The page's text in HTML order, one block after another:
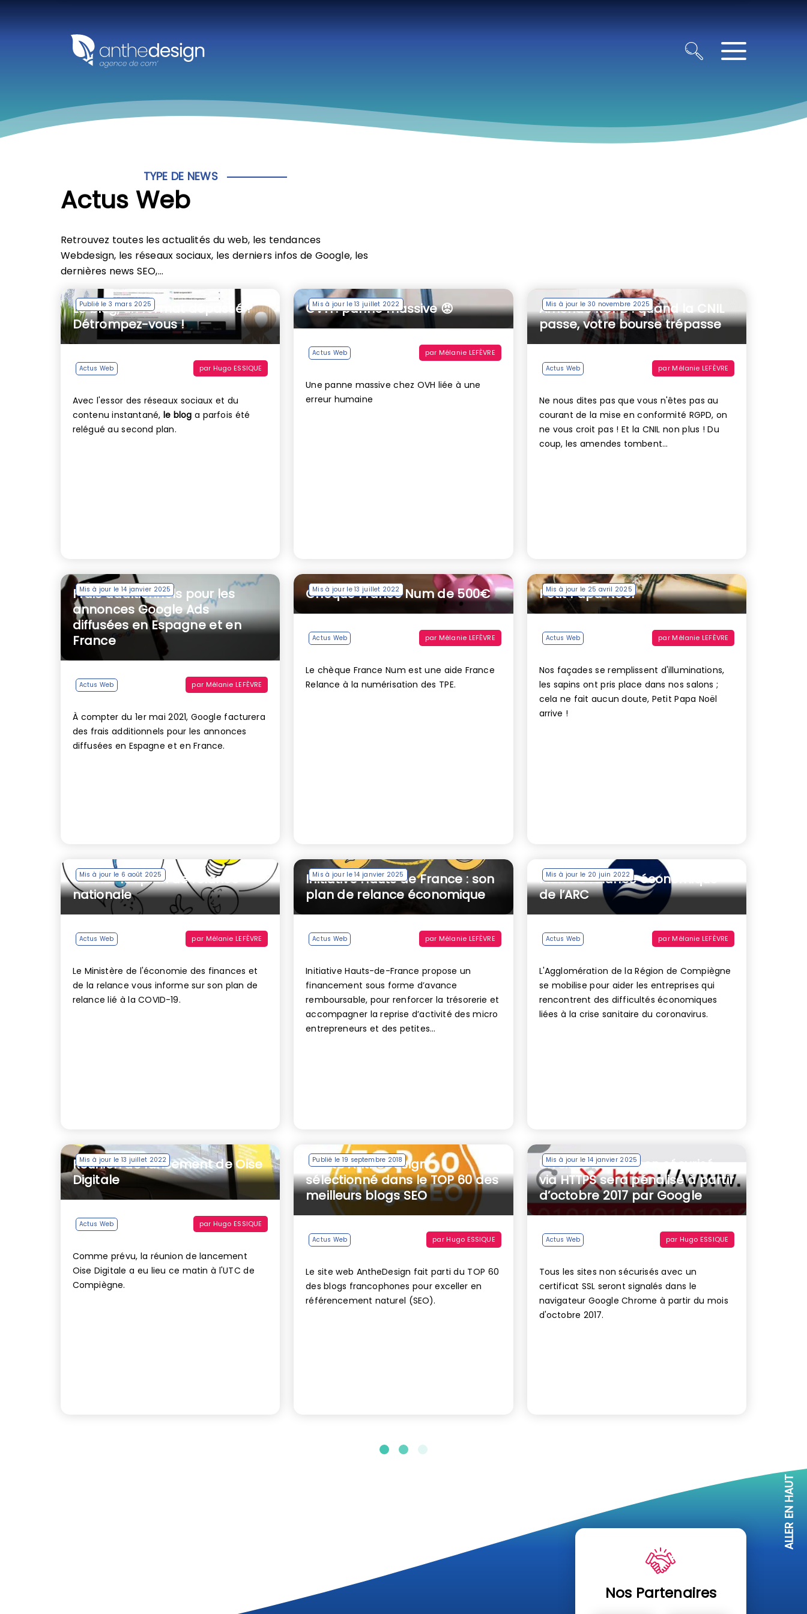
TYPE DE NEWS
Actus Web
Retrouvez toutes les actualités du web, les tendances
Webdesign, les réseaux sociaux, les derniers infos de Google, les
dernières news SEO,…
Publié le 3 mars 2025
Le blog, un format dépassé ?
Détrompez-vous !
Actus Web par Hugo ESSIQUE
Avec l'essor des réseaux sociaux et du
contenu instantané, le blog a parfois été
relégué au second plan.
Mis à jour le 13 juillet 2022
OVH : panne massive 😡
Actus Web par Mélanie LEFÈVRE
Une panne massive chez OVH liée à une
erreur humaine
Mis à jour le 30 novembre 2025
Amende RGPD : quand la CNIL
passe, votre bourse trépasse
Actus Web par Mélanie LEFÈVRE
Ne nous dites pas que vous n'êtes pas au
courant de la mise en conformité RGPD, on
ne vous croit pas ! Et la CNIL non plus ! Du
coup, les amendes tombent...
Mis à jour le 14 janvier 2025
Frais additionnels pour les
annonces Google Ads
diffusées en Espagne et en
France
Actus Web par Mélanie LEFÈVRE
À compter du 1er mai 2021, Google facturera
des frais additionnels pour les annonces
diffusées en Espagne et en France.
Mis à jour le 13 juillet 2022
Chèque France Num de 500€
Actus Web par Mélanie LEFÈVRE
Le chèque France Num est une aide France
Relance à la numérisation des TPE.
Mis à jour le 25 avril 2025
Petit Papa Noël
Actus Web par Mélanie LEFÈVRE
Nos façades se remplissent d'illuminations,
les sapins ont pris place dans nos salons ;
cela ne fait aucun doute, Petit Papa Noël
arrive !
Mis à jour le 6 août 2025
COVID-19 : plan de relance
nationale
Actus Web par Mélanie LEFÈVRE
Le Ministère de l'économie des finances et
de la relance vous informe sur son plan de
relance lié à la COVID-19.
Mis à jour le 14 janvier 2025
Initiative Hauts de France : son
plan de relance économique
Actus Web par Mélanie LEFÈVRE
Initiative Hauts-de-France propose un
financement sous forme d’avance
remboursable, pour renforcer la trésorerie et
accompagner la reprise d’activité des micro
entrepreneurs et des petites...
Mis à jour le 20 juin 2022
Plan de relance économique
de l’ARC
Actus Web par Mélanie LEFÈVRE
L'Agglomération de la Région de Compiègne
se mobilise pour aider les entreprises qui
rencontrent des difficultés économiques
liées à la crise sanitaire du coronavirus.
Mis à jour le 13 juillet 2022
Réunion de lancement de Oise
Digitale
Actus Web par Hugo ESSIQUE
Comme prévu, la réunion de lancement
Oise Digitale a eu lieu ce matin à l'UTC de
Compiègne.
Publié le 19 septembre 2018
Le site AntheDesign
sélectionné dans le TOP 60 des
meilleurs blogs SEO
Actus Web par Hugo ESSIQUE
Le site web AntheDesign fait parti du TOP 60
des blogs francophones pour exceller en
référencement naturel (SEO).
Mis à jour le 14 janvier 2025
Un site internet non sécurisé
via HTTPS sera pénalisé à partir
d’octobre 2017 par Google
Actus Web par Hugo ESSIQUE
Tous les sites non sécurisés avec un
certificat SSL seront signalés dans le
navigateur Google Chrome à partir du mois
d'octobre 2017.
ALLER EN HAUT
Nos Partenaires